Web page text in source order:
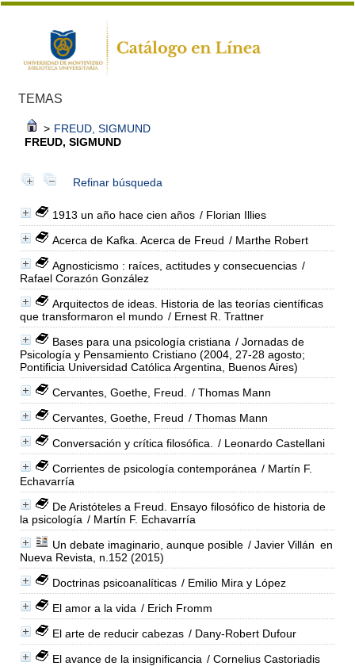
TEMAS
> FREUD, SIGMUND
FREUD, SIGMUND
Refinar búsqueda
1913 un año hace cien años / Florian Illies
Acerca de Kafka. Acerca de Freud / Marthe Robert
Agnosticismo : raíces, actitudes y consecuencias /
Rafael Corazón González
Arquitectos de ideas. Historia de las teorías científicas
que transformaron el mundo / Ernest R. Trattner
Bases para una psicología cristiana / Jornadas de
Psicología y Pensamiento Cristiano (2004, 27-28 agosto;
Pontificia Universidad Católica Argentina, Buenos Aires)
Cervantes, Goethe, Freud.
/ Thomas Mann
Cervantes, Goethe, Freud / Thomas Mann
Conversación y crítica filosófica.
/ Leonardo Castellani
Corrientes de psicología contemporánea / Martín F.
Echavarría
De Aristóteles a Freud. Ensayo filosófico de historia de
la psicología / Martín F. Echavarría
Un debate imaginario, aunque posible / Javier Villán en
Nueva Revista, n.152 (2015)
Doctrinas psicoanalíticas / Emilio Mira y López
El amor a la vida / Erich Fromm
El arte de reducir cabezas / Dany-Robert Dufour
El avance de la insignificancia / Cornelius Castoriadis